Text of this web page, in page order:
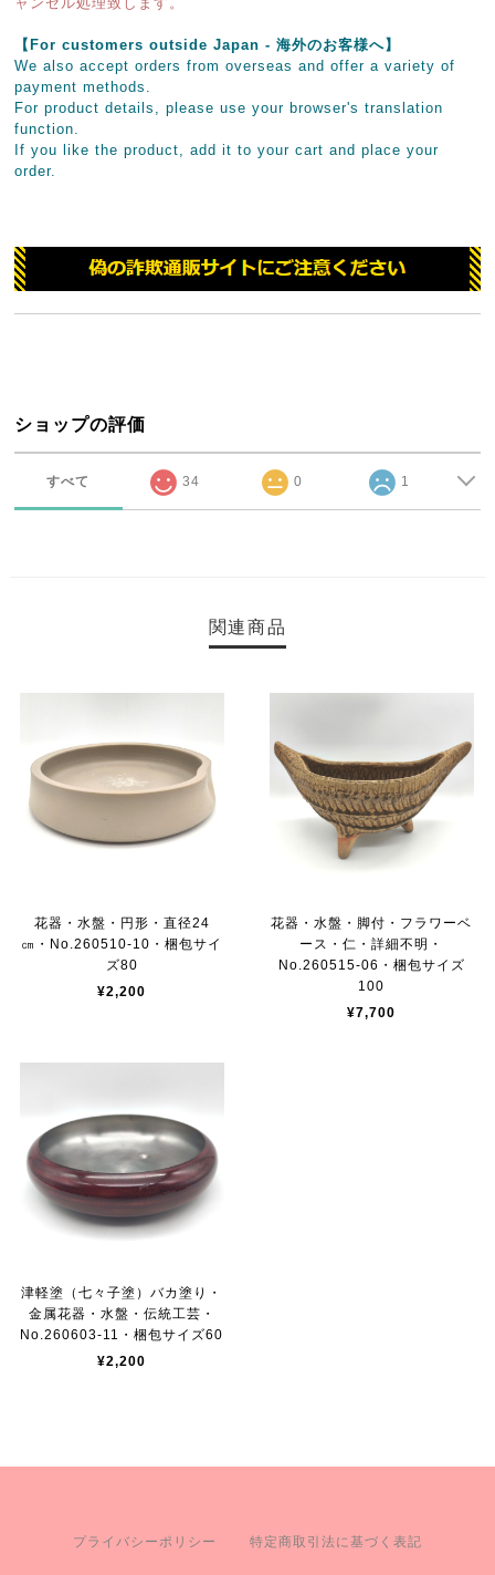
【For customers outside Japan - 海外のお客様へ】
We also accept orders from overseas and offer a variety of
payment methods.
For product details, please use your browser's translation
function.
If you like the product, add it to your cart and place your
order.
ショップの評価
すべて 34 0 1
関連商品
花器・水盤・円形・直径24
㎝・No.260510-10・梱包サイ
ズ80
¥2,200
花器・水盤・脚付・フラワーベ
ース・仁・詳細不明・
No.260515-06・梱包サイズ
100
¥7,700
津軽塗（七々子塗）バカ塗り・
金属花器・水盤・伝統工芸・
No.260603-11・梱包サイズ60
¥2,200
プライバシーポリシー 特定商取引法に基づく表記